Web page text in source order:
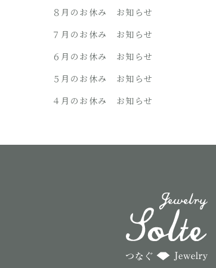
８月のお休み お知らせ
７月のお休み お知らせ
６月のお休み お知らせ
５月のお休み お知らせ
４月のお休み お知らせ